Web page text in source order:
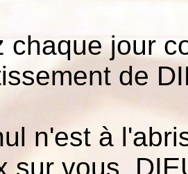
chaque jour
de
n'est à
sur vous,